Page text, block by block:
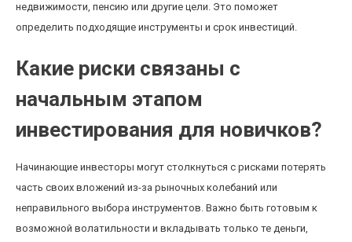
недвижимости, пенсию или другие цели. Это поможет
определить подходящие инструменты и срок инвестиций.
Какие риски связаны с
начальным этапом
инвестирования для новичков?
Начинающие инвесторы могут столкнуться с рисками потерять
часть своих вложений из-за рыночных колебаний или
неправильного выбора инструментов. Важно быть готовым к
возможной волатильности и вкладывать только те деньги,